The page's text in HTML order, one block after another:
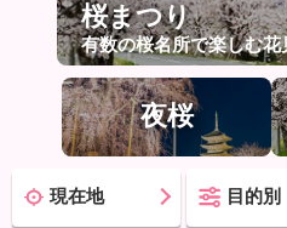
桜まつり
有数の桜名所で楽しむ花
夜桜
現在地 目的別